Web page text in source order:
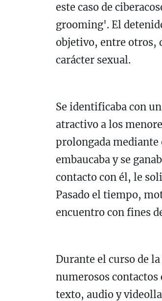
este caso de
grooming'. El
objetivo, entre otros,
carácter sexual.
Se identificaba con
atractivo a los
prolongada mediante
embaucaba y se
contacto con él, le
Pasado el tiempo,
encuentro con fines
Durante el curso de
numerosos contactos
texto, audio y